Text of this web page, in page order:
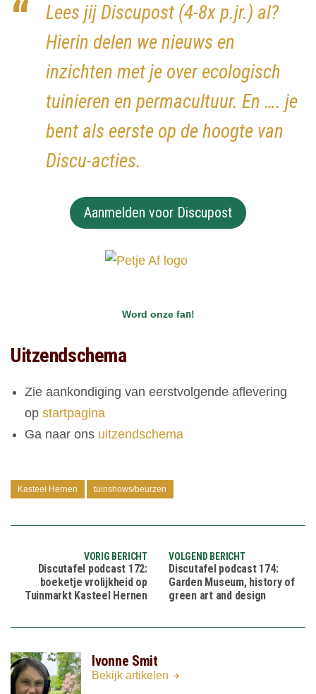
Lees jij Discupost (4-8x p.jr.) al?
Hierin delen we nieuws en
inzichten met je over ecologisch
tuinieren en permacultuur. En …. je
bent als eerste op de hoogte van
Discu-acties.
Aanmelden voor Discupost
Word onze fan!
Uitzendschema
Zie aankondiging van eerstvolgende aflevering
op startpagina
Ga naar ons uitzendschema
Kasteel Hernen tuinshows/beurzen
VORIG BERICHT
Discutafel podcast 172:
boeketje vrolijkheid op
Tuinmarkt Kasteel Hernen
VOLGEND BERICHT
Discutafel podcast 174:
Garden Museum, history of
green art and design
Ivonne Smit
Bekijk artikelen